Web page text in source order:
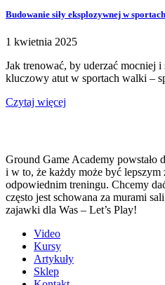
Budowanie siły eksplozywnej w
1 kwietnia 2025
Jak trenować, by uderzać mocniej
kluczowy atut w sportach walki –
Czytaj więcej
Ground Game Academy powstało
i w to, że każdy może być
odpowiednim treningu. Chcemy
często jest schowana za murami
zajawki dla Was – Let’s Play!
Video
Kursy
Artykuły
Sklep